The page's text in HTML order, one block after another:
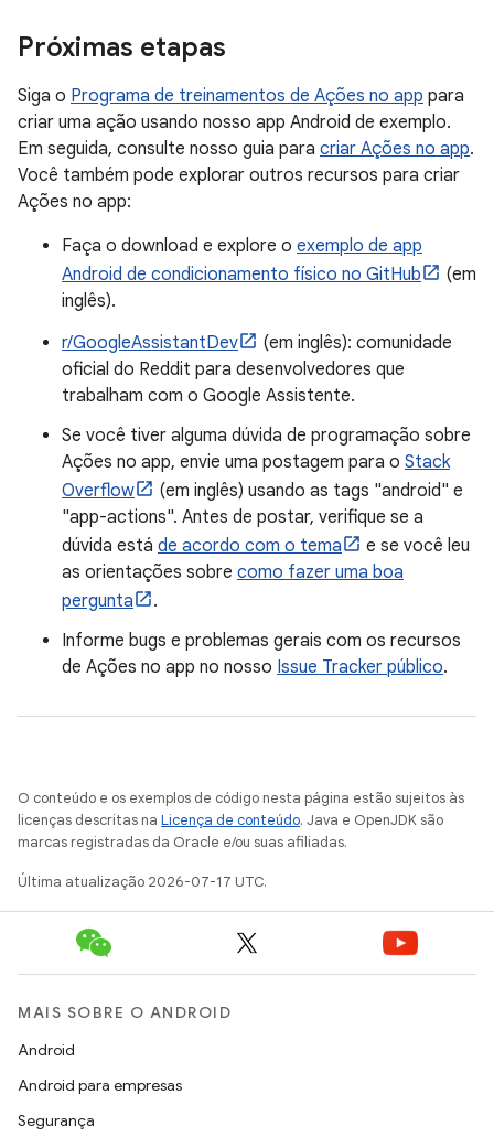
Próximas etapas
Siga o Programa de treinamentos de Ações no app para
criar uma ação usando nosso app Android de exemplo.
Em seguida, consulte nosso guia para criar Ações no app.
Você também pode explorar outros recursos para criar
Ações no app:
Faça o download e explore o exemplo de app
Android de condicionamento físico no GitHub
(em
inglês).
r/GoogleAssistantDev
(em inglês): comunidade
oficial do Reddit para desenvolvedores que
trabalham com o Google Assistente.
Se você tiver alguma dúvida de programação sobre
Ações no app, envie uma postagem para o Stack
Overflow
(em inglês) usando as tags "android" e
"app-actions". Antes de postar, verifique se a
dúvida está de acordo com o tema
e se você leu
as orientações sobre como fazer uma boa
pergunta
.
Informe bugs e problemas gerais com os recursos
de Ações no app no nosso Issue Tracker público.
O conteúdo e os exemplos de código nesta página estão sujeitos às
licenças descritas na Licença de conteúdo. Java e OpenJDK são
marcas registradas da Oracle e/ou suas afiliadas.
Última atualização 2026-07-17 UTC.
MAIS SOBRE O ANDROID
Android
Android para empresas
Segurança